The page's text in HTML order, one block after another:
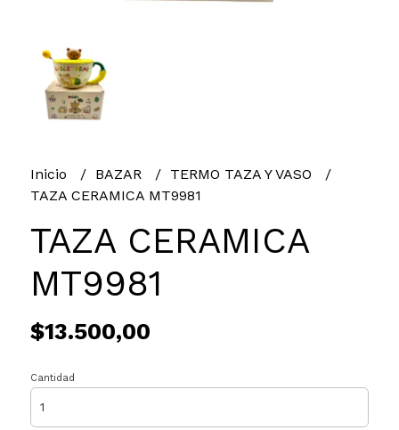
Inicio BAZAR
TERMO TAZA Y VASO
TAZA CERAMICA MT9981
TAZA CERAMICA
MT9981
$13.500,00
Cantidad